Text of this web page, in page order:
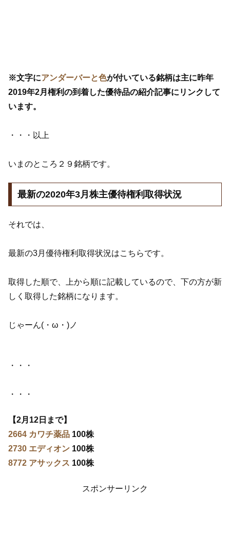
※文字にアンダーバーと色が付いている銘柄は主に昨年
2019年2月権利の到着した優待品の紹介記事にリンクして
います。
・・・以上
いまのところ２９銘柄です。
最新の2020年3月株主優待権利取得状況
それでは、
最新の3月優待権利取得状況はこちらです。
取得した順で、上から順に記載しているので、下の方が新
しく取得した銘柄になります。
じゃーん(・ω・)ノ
・・・
・・・
【2月12日まで】
2664 カワチ薬品 100株
2730 エディオン 100株
8772 アサックス 100株
スポンサーリンク